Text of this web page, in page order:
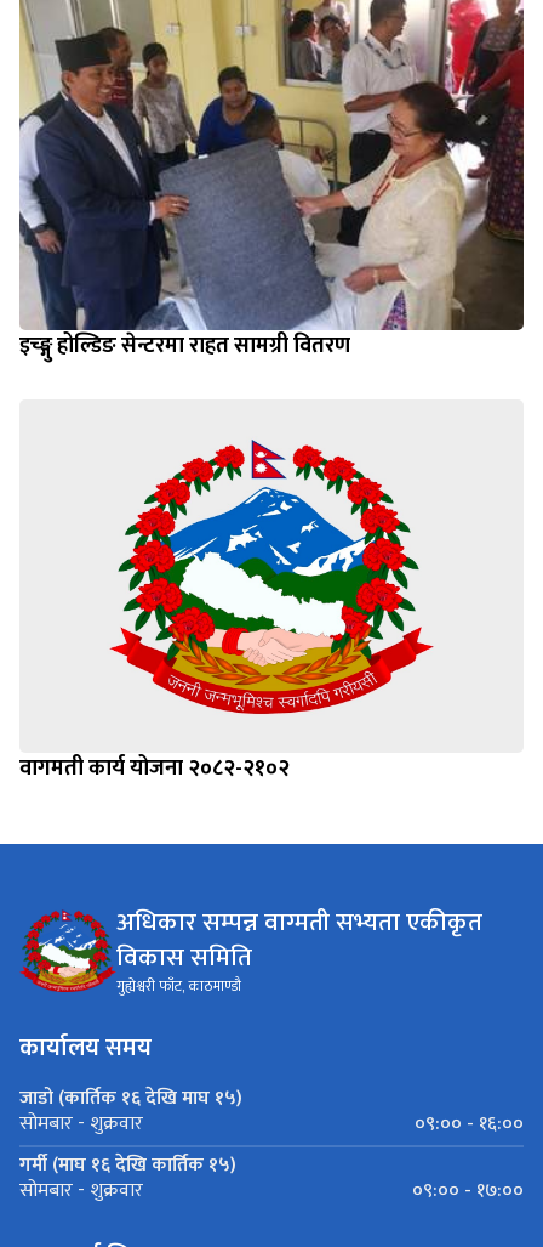
इच्ङ्गु होल्डिङ सेन्टरमा राहत सामग्री वितरण
वागमती कार्य योजना २०८२-२१०२
अधिकार सम्पन्न वाग्मती सभ्यता एकीकृत
विकास समिति
गुह्येश्वरी फाँट, काठमाण्डौ
कार्यालय समय
जाडो (कार्तिक १६ देखि माघ १५)
सोमबार - शुक्रवार
०९:०० - १६:००
गर्मी (माघ १६ देखि कार्तिक १५)
सोमबार - शुक्रवार ०९:०० - १७:००